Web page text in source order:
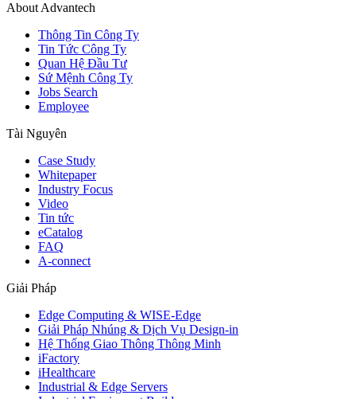
About Advantech
Thông Tin Công Ty
Tin Tức Công Ty
Quan Hệ Đầu Tư
Sứ Mệnh Công Ty
Jobs Search
Employee
Tài Nguyên
Case Study
Whitepaper
Industry Focus
Video
Tin tức
eCatalog
FAQ
A-connect
Giải Pháp
Edge Computing & WISE-Edge
Giải Pháp Nhúng & Dịch Vụ Design-in
Hệ Thống Giao Thông Thông Minh
iFactory
iHealthcare
Industrial & Edge Servers